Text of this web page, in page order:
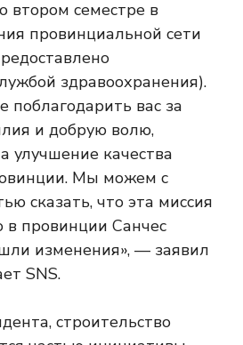
вас за
и добрую волю,
улучшение качества
Мы можем с
сказать, что эта миссия
в провинции Санчес
изменения», — заявил
SNS.
строительство